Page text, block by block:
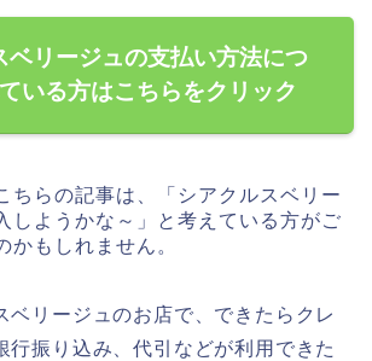
ベリージュの支払い方法につ
いる方はこちらをクリック
ちらの記事は、「シアクルスベリー
しようかな～」と考えている方がご
かもしれません。
ベリージュのお店で、できたらクレ
行振り込み、代引などが利用できた